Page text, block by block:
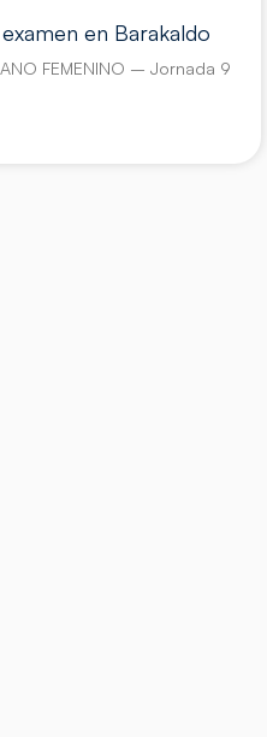
en Barakaldo
FEMENINO – Jornada 9